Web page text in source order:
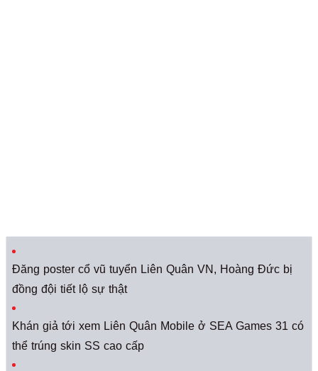
Đăng poster cổ vũ tuyển Liên Quân VN, Hoàng Đức bị
đồng đội tiết lộ sự thật
Khán giả tới xem Liên Quân Mobile ở SEA Games 31 có
thể trúng skin SS cao cấp